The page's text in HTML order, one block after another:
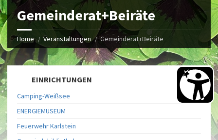
Gemeinderat+Beiräte
Home Veranstaltungen Gemeinderat+Beiräte
EINRICHTUNGEN
Camping-Weißsee
ENERGIEMUSEUM
Feuerwehr Karlstein